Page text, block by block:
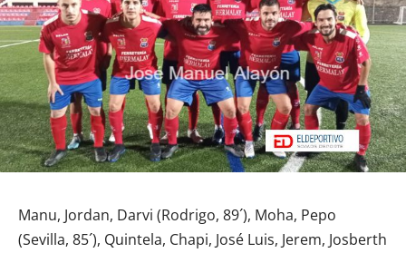
Manu, Jordan, Darvi (Rodrigo, 89´), Moha, Pepo
(Sevilla, 85´), Quintela, Chapi, José Luis, Jerem, Josberth